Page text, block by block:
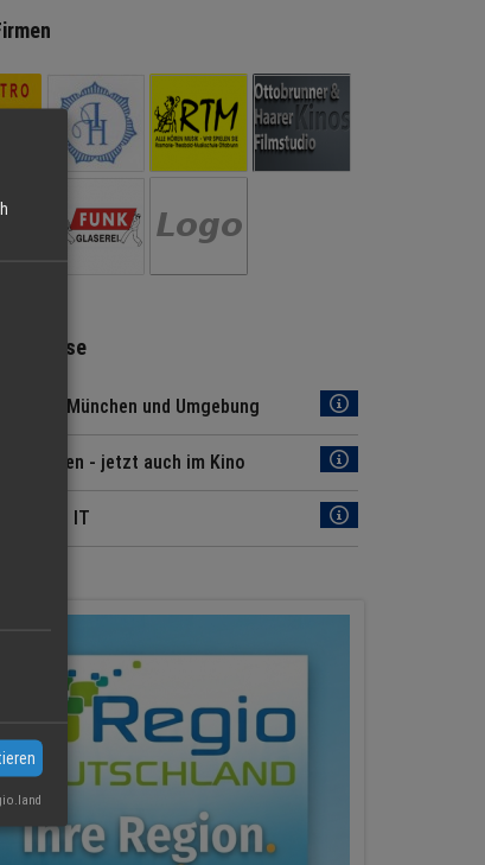
Hinweise
Region München und Umgebung
München - jetzt auch im Kino
aus der IT